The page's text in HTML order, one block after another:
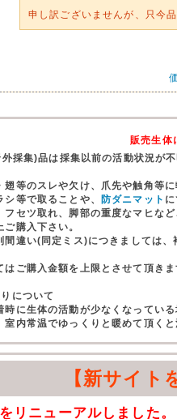
申し訳ございませんが、只今
販売生体
採集)品は採集以前の活動状況が
翅等のスレや欠け、爪先や触角等
等で取ることや、 防ダニマット
セツ取れ、脚部の重度なマヒな
購入下さい。
違い(同定ミス)につきましては、
ご購入金額を上限とさせて頂きま
について
時に生体の活動が少なくなっている
室内常温でゆっくりと暖めて頂くと
【新サイト
リニューアルしました。